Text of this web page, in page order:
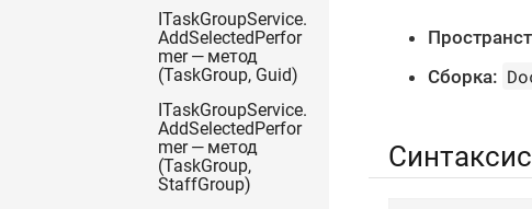
ITaskGroupService.
AddSelectedPerfor
mer — метод
(TaskGroup, Guid)
ITaskGroupService.
AddSelectedPerfor
mer — метод
(TaskGroup,
StaffGroup)
Сборка:
Синтаксис